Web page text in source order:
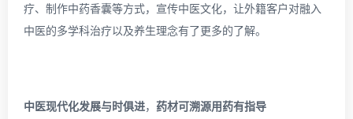
疗、制作中药香囊等方式，宣传中医文化，让外籍客户对融入
中医的多学科治疗以及养生理念有了更多的了解。
中医现代化发展与时俱进， 药材可溯源用药有指导